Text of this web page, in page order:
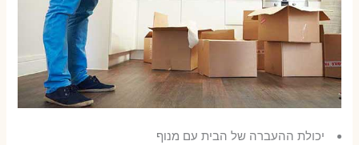
יכולת ההעברה של הבית עם מנוף